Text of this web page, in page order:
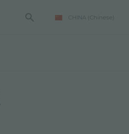
CHINA (Chinese)